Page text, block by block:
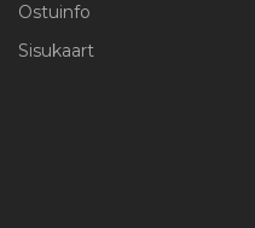
Ostuinfo
Sisukaart